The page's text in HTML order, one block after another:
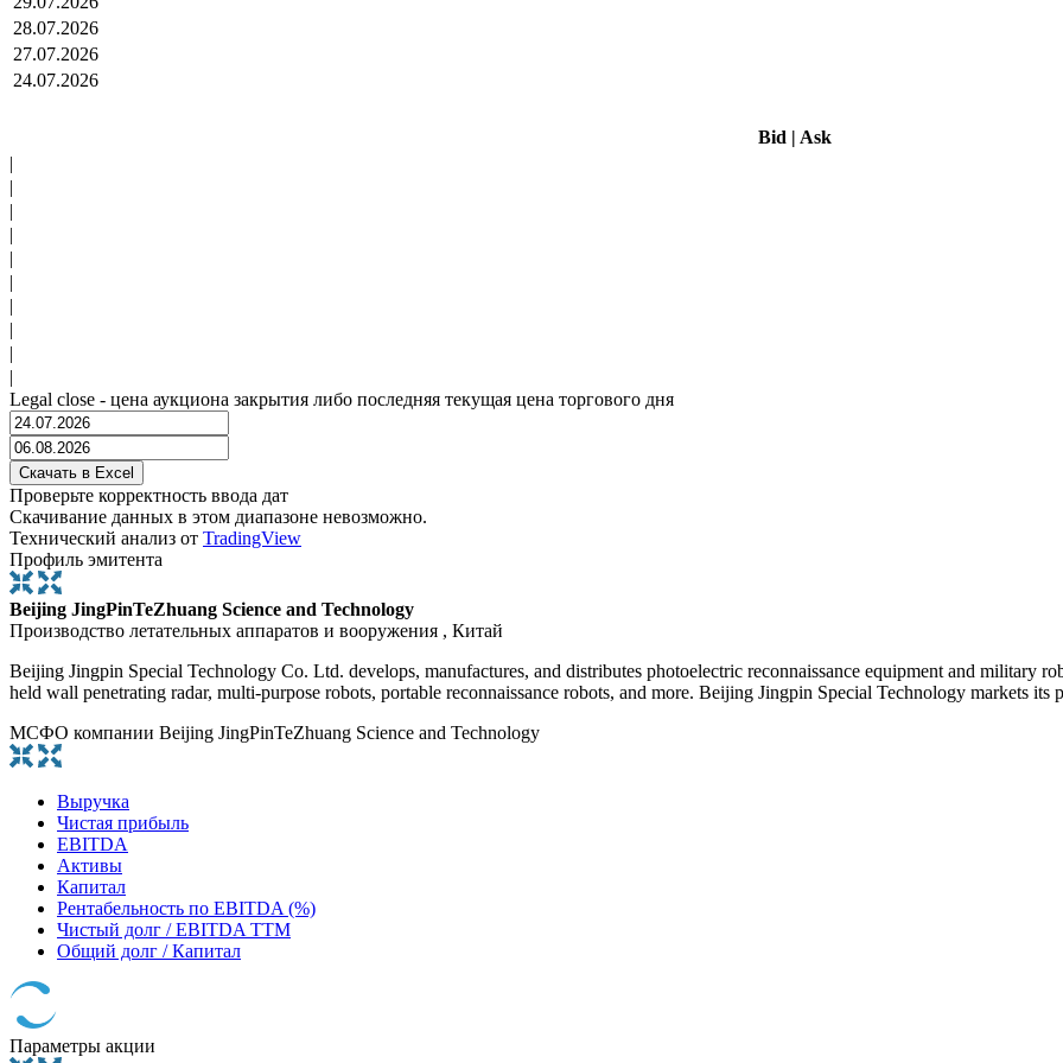
28.07.2026
27.07.2026
24.07.2026
Bid | Ask
|
|
|
|
|
|
|
|
|
|
Legal close - цена аукциона закрытия либо последняя текущая цена торгового дня
Проверьте корректность ввода дат
Скачивание данных в этом диапазоне невозможно.
Технический анализ от TradingView
Профиль эмитента
Beijing JingPinTeZhuang Science and Technology
Производство летательных аппаратов и вооружения , Китай
Beijing Jingpin Special Technology Co. Ltd. develops, manufactures, and distributes photoelectric reconnaissance equipment and military
held wall penetrating radar, multi-purpose robots, portable reconnaissance robots, and more. Beijing Jingpin Special Technology markets its
МСФО компании Beijing JingPinTeZhuang Science and Technology
Выручка
Чистая прибыль
EBITDA
Активы
Капитал
Рентабельность по EBITDA (%)
Чистый долг / EBITDA TTM
Общий долг / Капитал
Параметры акции